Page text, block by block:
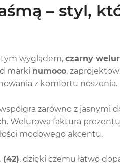
– styl,
wyglądem, czarny
marki numoco,
z komfortu noszenia.
zarówno z jasnymi
Welurowa faktura
modowego akcentu.
(42), dzięki czemu łatwo